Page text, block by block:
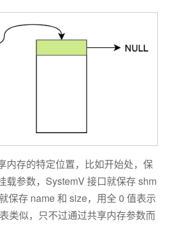
内存的特定位置，比如开始处，保
载参数，SystemV 接口就保存 shm
保存 name 和 size，用全 0 值表示
类似，只不过通过共享内存参数而